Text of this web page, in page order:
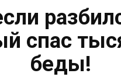
спас
беды!